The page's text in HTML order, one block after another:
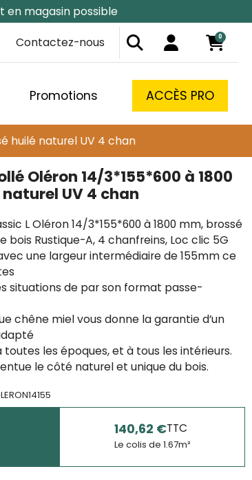
en magasin possible
Contactez-nous 0
Promotions ACCÈS PRO
huilé naturel UV 4 chan
Oléron 14/3*155*600 à 1800
UV 4 chan
L Oléron 14/3*155*600 à 1800 mm, brossé
bois Rustique-A, 4 chanfreins, Loc clic 5G
une largeur intermédiaire de 155mm ce
situations de par son format passe-
chêne miel vous donne la garantie d’un
les époques, et à tous les intérieurs.
le côté naturel et unique du bois.
140,62 €TTC
Le colis de 1.67m²